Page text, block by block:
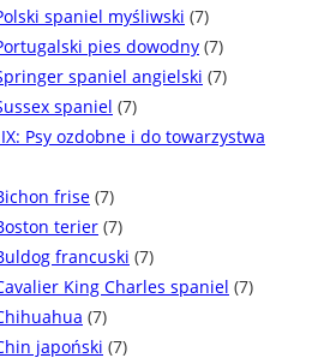
spaniel myśliwski (7)
pies dowodny (7)
spaniel angielski (7)
spaniel (7)
Psy ozdobne i do towarzystwa
frise (7)
terier (7)
francuski (7)
King Charles spaniel (7)
(7)
japoński (7)